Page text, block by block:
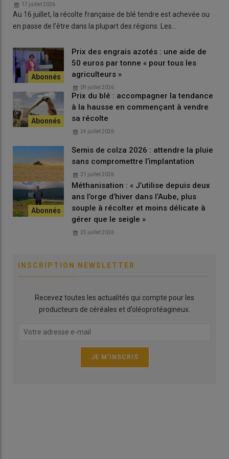
Quelles obligations dans la MAEC ZI GC ?
L’engagement porte sur 90 % des terres arables de
l’exploitant doit disposer d’au moins 20 % de ses terres arables
encultures à bas niveau d’intrants(sorgho, tournesol, soja,
sarrasin, chanvre, lupin, avec des adaptations de la liste selon
les territoires) ou en légumineuses. Sur la surface engagée, le
retour d’une même culture deux années de suite est interdit,
sauf pour les légumineuses pluriannuelles et les prairies
temporaires.
[Vidéo] Maïs : les producteurs tentent
de s’adapter au changement climatique
Sur la période de trois ans, chaque parcelle engagée
doit avoir
accueilli au moins une fois une culture d’hiver, une culture de
MAEC est un accompagnement pour ceux qui prennent le risque
doit être consacré à des jachères mellifères.
Comment et quand s’engager ?
La campagne officielle dedéclarationPAC
terminée le 18 mai, mais il est possible de déposer une
17 juillet 2026
Au 16 juillet, la récolte française de blé tendre est achevée ou
en passe de l’être dans la plupart des régions. Les…
Prix des engrais azotés : une aide de
50 euros par tonne « pour tous les
agriculteurs »
09 juillet 2026
Prix du blé : accompagner la tendance
à la hausse en commençant à vendre
sa récolte
24 juillet 2026
Semis de colza 2026 : attendre la pluie
sans compromettre l’implantation
31 juillet 2026
Méthanisation : « J’utilise depuis deux
ans l’orge d’hiver dans l’Aube, plus
souple à récolter et moins délicate à
gérer que le seigle »
25 juillet 2026
INSCRIPTION NEWSLETTER
Recevez toutes les actualités qui compte pour les
producteurs de céréales et d’oléoprotéagineux.